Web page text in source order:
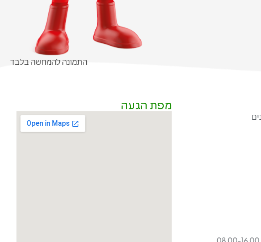
התמונה להמחשה בלבד
מפת הגעה